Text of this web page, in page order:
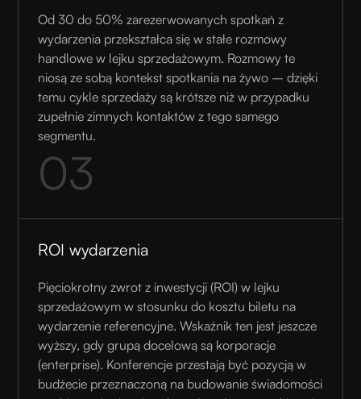
Od 30 do 50% zarezerwowanych spotkań z
wydarzenia przekształca się w stałe rozmowy
handlowe w lejku sprzedażowym. Rozmowy te
niosą ze sobą kontekst spotkania na żywo – dzięki
temu cykle sprzedaży są krótsze niż w przypadku
zupełnie zimnych kontaktów z tego samego
segmentu.
03
ROI wydarzenia
Pięciokrotny zwrot z inwestycji (ROI) w lejku
sprzedażowym w stosunku do kosztu biletu na
wydarzenie referencyjne. Wskaźnik ten jest jeszcze
wyższy, gdy grupą docelową są korporacje
(enterprise). Konferencje przestają być pozycją w
budżecie przeznaczoną na budowanie świadomości